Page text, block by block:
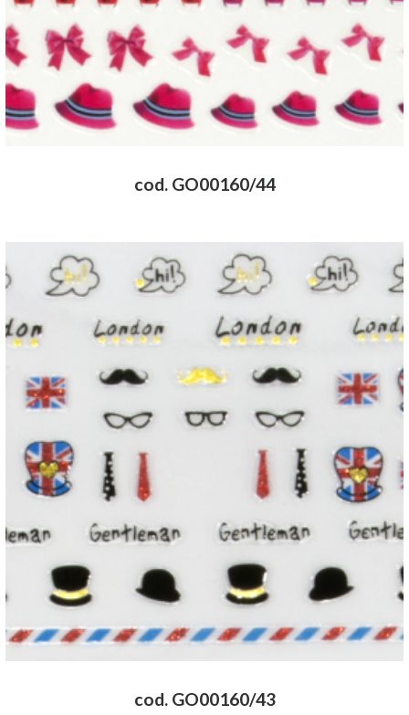
cod. GO00160/44
cod. GO00160/43